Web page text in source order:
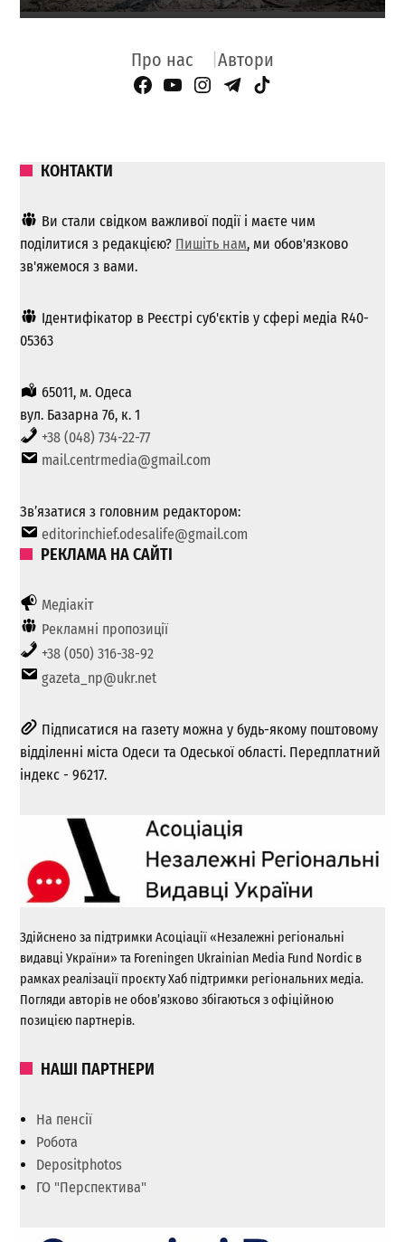
Про нас Автори
Facebook Page
YouTube
Instagram
Telegram
TikTok
КОНТАКТИ
Ви стали свідком важливої ​​події і маєте чим
поділитися з редакцією? Пишіть нам, ми обов'язково
зв'яжемося з вами.
Ідентифікатор в Реєстрі суб'єктів у сфері медіа R40-
05363
65011, м. Одеса
вул. Базарна 76, к. 1
+38 (048) 734-22-77
mail.centrmedia@gmail.com
Зв’язатися з головним редактором:
editorinchief.odesalife@gmail.com
РЕКЛАМА НА САЙТІ
Медіакіт
Рекламні пропозиції
+38 (050) 316-38-92
gazeta_np@ukr.net
Підписатися на газету можна у будь-якому поштовому
відділенні міста Одеси та Одеської області. Передплатний
індекс - 96217.
Здійснено за підтримки Асоціації «Незалежні регіональні
видавці України» та Foreningen Ukrainian Media Fund Nordic в
рамках реалізації проєкту Хаб підтримки регіональних медіа.
Погляди авторів не обов’язково збігаються з офіційною
позицією партнерів.
НАШІ ПАРТНЕРИ
На пенсії
Робота
Depositphotos
ГО "Перспектива"